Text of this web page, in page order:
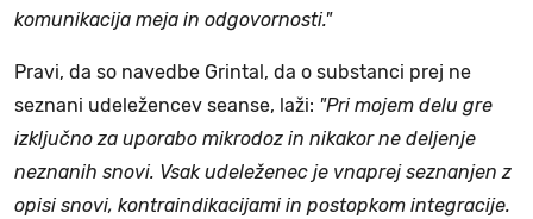
komunikacija meja in odgovornosti."
Pravi, da so navedbe Grintal, da o substanci prej ne
seznani udeležencev seanse, laži: "Pri mojem delu gre
izključno za uporabo mikrodoz in nikakor ne deljenje
neznanih snovi. Vsak udeleženec je vnaprej seznanjen z
opisi snovi, kontraindikacijami in postopkom integracije.